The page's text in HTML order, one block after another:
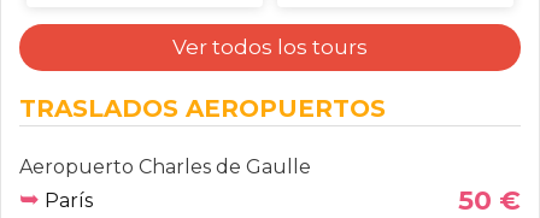
Ver todos los tours
TRASLADOS AEROPUERTOS
Aeropuerto Charles de Gaulle
➥ París 50 €